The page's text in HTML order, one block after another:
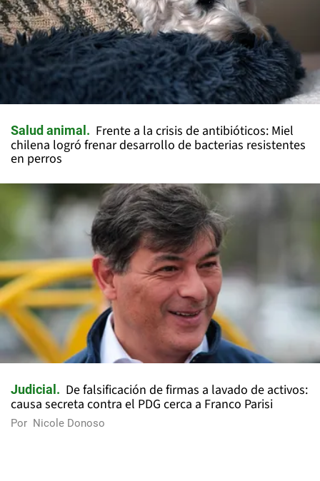
Salud animal
Frente a la crisis de antibióticos: Miel
chilena logró frenar desarrollo de bacterias resistentes
en perros
Judicial
De falsificación de firmas a lavado de activos:
causa secreta contra el PDG cerca a Franco Parisi
Por Nicole Donoso